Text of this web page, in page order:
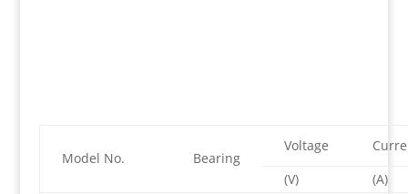
Model No. Bearing
Voltage
(V)
(A)